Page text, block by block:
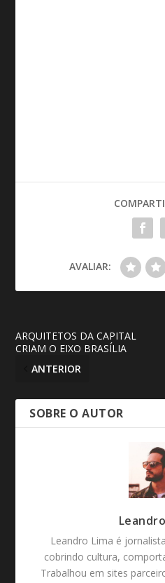
AVALIAR:
ARQUITETOS DA CAPITAL
CRIAM O EIXO BRASÍLIA
ANTERIOR
SOBRE O AUTOR
Leandro Lima é
cobrindo cultura,
Trabalhou em sites